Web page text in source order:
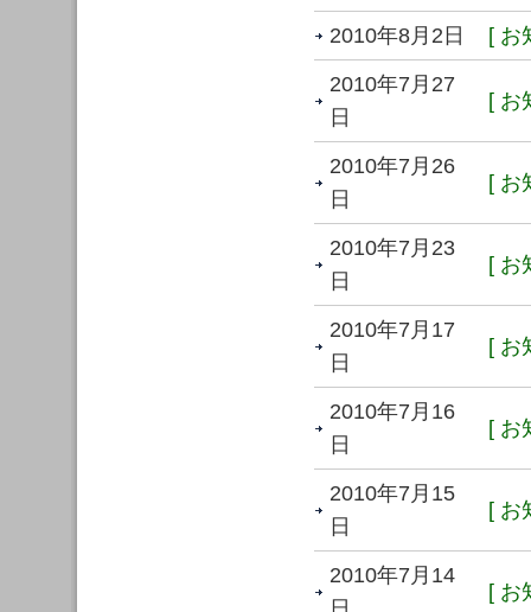
2010年8月2日 [ お
2010年7月27
日
[ お
2010年7月26
日
[ お
2010年7月23
日
[ お
2010年7月17
日
[ お
2010年7月16
日
[ お
2010年7月15
日
[ お
2010年7月14
[ お